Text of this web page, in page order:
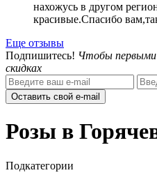
нахожусь в другом
красивые.Спасибо
Еще отзывы
Подпишитесь! Чтобы первыми
скидках
Оставить свой e-mail
Розы в
Подкатегории